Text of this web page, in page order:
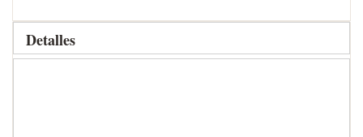
Detalles